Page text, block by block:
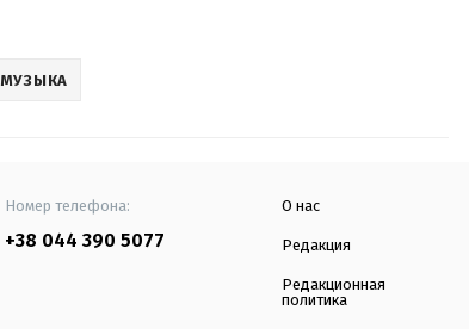
МУЗЫКА
Номер телефона:
+38 044 390 5077
О нас
Редакция
Редакционная
политика